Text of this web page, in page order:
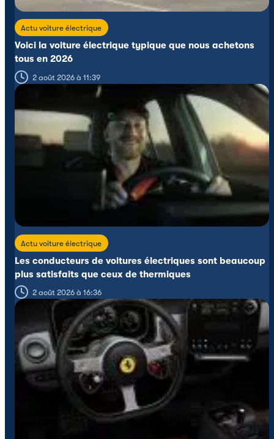
Actu voiture électrique
Voici la voiture électrique typique que nous achetons
tous en 2026
2 août 2026 à 11:39
Actu voiture électrique
Les conducteurs de voitures électriques sont beaucoup
plus satisfaits que ceux de thermiques
2 août 2026 à 16:36